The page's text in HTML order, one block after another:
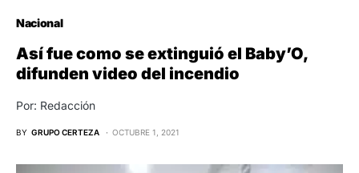
Nacional
Así fue como se extinguió el Baby’O,
difunden video del incendio
Por: Redacción
BY GRUPO CERTEZA OCTUBRE 1, 2021